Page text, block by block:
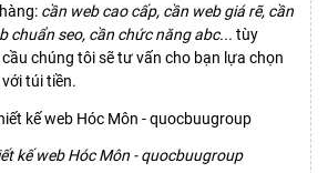
cần web cao cấp, cần web giá rẽ, cần
chuẩn seo, cần chức năng abc... tùy
chúng tôi sẽ tư vấn cho bạn lựa chọn
túi tiền.
kế web Hóc Môn - quocbuugroup